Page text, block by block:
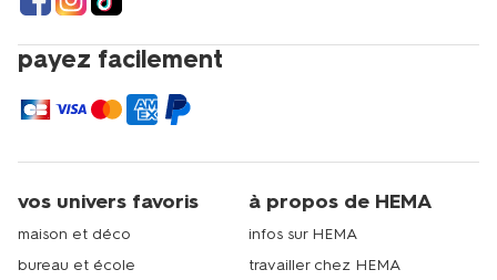
payez facilement
vos univers favoris
maison et déco
bureau et école
à propos de HEMA
infos sur HEMA
travailler chez HEMA